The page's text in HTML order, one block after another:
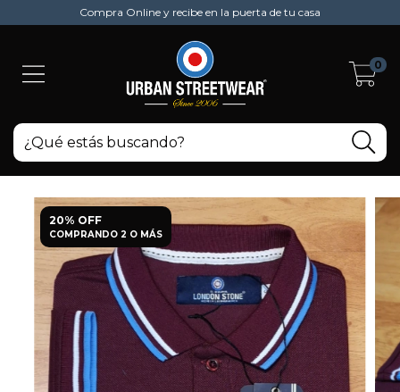
Compra Online y recibe en la puerta de tu casa
0
20% OFF
COMPRANDO 2 O MÁS